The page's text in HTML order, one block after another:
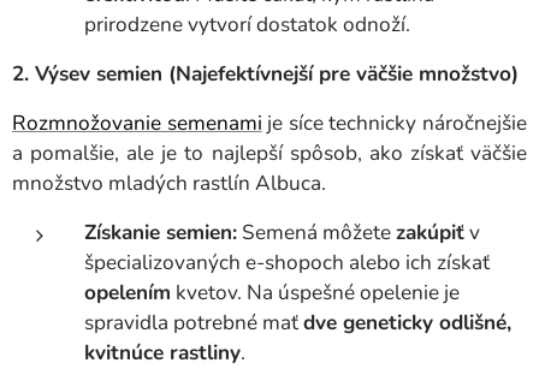
prirodzene vytvorí dostatok odnoží.
2. Výsev semien (Najefektívnejší pre väčšie množstvo)
Rozmnožovanie semenami je síce technicky náročnejšie
a pomalšie, ale je to najlepší spôsob, ako získať väčšie
množstvo mladých rastlín Albuca.
Získanie semien: Semená môžetezakúpiťv
špecializovaných e-shopoch alebo ich získať
opelením kvetov. Na úspešné opelenie je
spravidla potrebné maťdve geneticky odlišné,
kvitnúce rastliny.